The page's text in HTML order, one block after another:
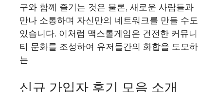
구와 함께 즐기는 것은 물론, 새로운 사람들과
만나 소통하며 자신만의 네트워크를 만들 수도
있습니다. 이처럼 맥스롤게임은 건전한 커뮤니
티 문화를 조성하여 유저들간의 화합을 도모하
는
신규 가입자 후기 모음 소개